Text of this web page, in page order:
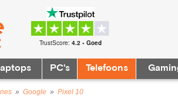
TrustScore: 4.2 • Goed
PC's Telefoons
» Google » Pixel 10